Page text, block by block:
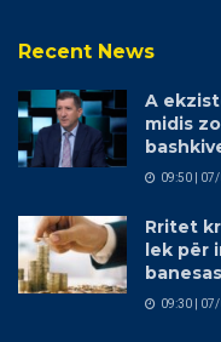
Recent News
A
midis
09:50 |
Rritet
lek për
09:30 |